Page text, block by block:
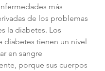
más
de los problemas
la diabetes. Los
diabetes tienen un nivel
en sangre
porque sus cuerpos